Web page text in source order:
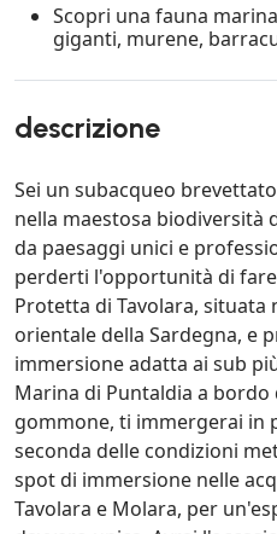
Scopri una fauna
giganti, murene,
descrizione
Sei un subacqueo
nella maestosa biodiversità
da paesaggi unici e
perderti l'opportunità di
Protetta di Tavolara,
orientale della Sardegna, e
immersione adatta ai sub
Marina di Puntaldia a
gommone, ti immergerai in
seconda delle condizioni
spot di immersione nelle
Tavolara e Molara, per